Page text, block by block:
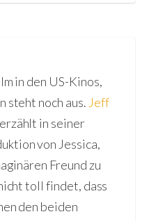
in den US-Kinos,
steht noch aus. Jeff
in seiner
von Jessica,
Freund zu
toll findet, dass
den beiden